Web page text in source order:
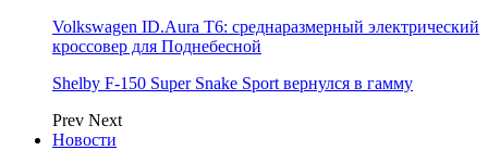
Volkswagen ID.Aura T6: среднаразмерный электрический
кроссовер для Поднебесной
Shelby F-150 Super Snake Sport вернулся в гамму
Prev Next
Новости